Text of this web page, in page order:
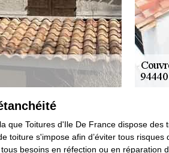
que Toitures d'Ile De France dispose
s'impose afin d’éviter tous
besoins en réfection ou en